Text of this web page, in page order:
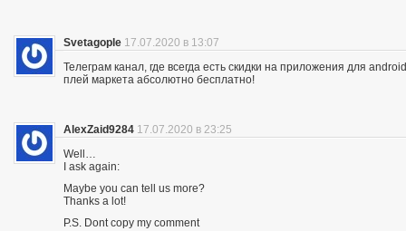
Svetagople 17.07.2020 в 13:07
Телеграм канал, где всегда есть скидки на приложения для
плей маркета абсолютно бесплатно!
AlexZaid9284 17.07.2020 в 23:25
Well…
I ask again:
Maybe you can tell us more?
Thanks a lot!
P.S. Dont copy my comment